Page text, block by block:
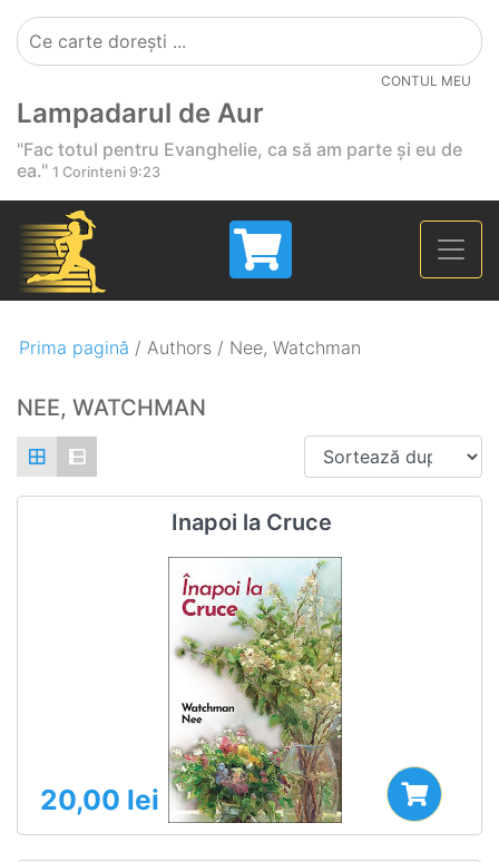
CONTUL MEU
Lampadarul de Aur
"Fac totul pentru Evanghelie, ca să am parte și eu de
ea." 1 Corinteni 9:23
Prima pagină / Authors / Nee, Watchman
NEE, WATCHMAN
Înapoi la Cruce
20,00 lei